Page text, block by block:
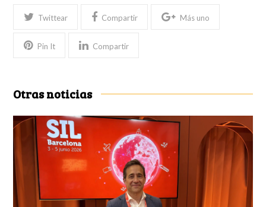
Twittear Compartir Más uno
Pin It Compartir
Otras noticias